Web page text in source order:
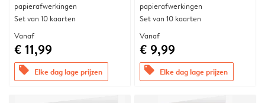
papierafwerkingen
Set van 10 kaarten
Vanaf
€ 11,99
offers Elke dag lage prijzen
papierafwerkingen
Set van 10 kaarten
Vanaf
€ 9,99
offers Elke dag lage prijzen